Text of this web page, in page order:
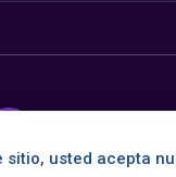
usted acepta